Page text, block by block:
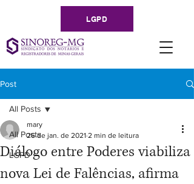
LGPD
Post
All Posts
LGPD
All Posts
Diálogo entre Poderes viabiliza
nova Lei de Falências, afirma
mary
26 de jan. de 2021 2 min de leitura